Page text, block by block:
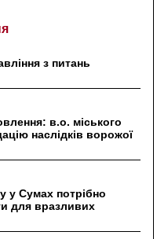
з питань
в.о. міського
наслідків ворожої
у Сумах потрібно
для вразливих